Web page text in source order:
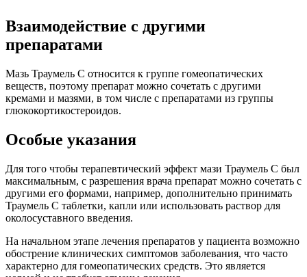
Взаимодействие с другими
препаратами
Мазь Траумель С относится к группе гомеопатических
веществ, поэтому препарат можно сочетать с другими
кремами и мазями, в том числе с препаратами из группы
глюкокортикостероидов.
Особые указания
Для того чтобы терапевтический эффект мази Траумель С был
максимальным, с разрешения врача препарат можно сочетать с
другими его формами, например, дополнительно принимать
Траумель С таблетки, капли или использовать раствор для
околосуставного введения.
На начальном этапе лечения препаратов у пациента возможно
обострение клинических симптомов заболевания, что часто
характерно для гомеопатических средств. Это является